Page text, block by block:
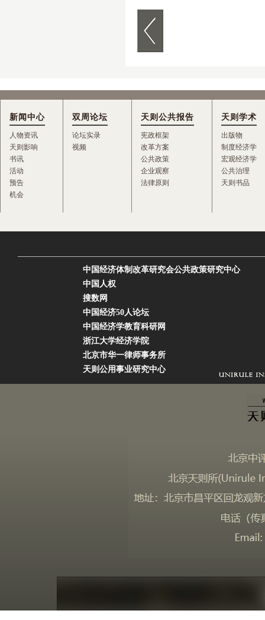
新闻中心
人物资讯
天则影响
书讯
活动
预告
机会
双周论坛
论坛实录
视频
天则公共报告
宪政框架
改革方案
公共政策
企业观察
法律原则
天则学术
出版物
制度经济学
宏观经济学
公共治理
天则书品
中国经济体制改革研究会公共政策研究中心
中国人权
搜数网
中国经济50人论坛
中国经济学教育科研网
浙江大学经济学院
北京市华一律师事务所
天则公用事业研究中心